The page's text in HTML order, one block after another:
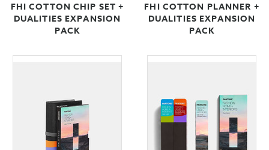
FHI COTTON CHIP SET +
DUALITIES EXPANSION
PACK
FHI COTTON PLANNER +
DUALITIES EXPANSION
PACK